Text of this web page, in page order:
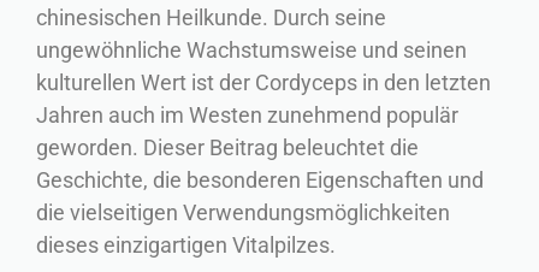
chinesischen Heilkunde. Durch seine
ungewöhnliche Wachstumsweise und seinen
kulturellen Wert ist der Cordyceps in den letzten
Jahren auch im Westen zunehmend populär
geworden. Dieser Beitrag beleuchtet die
Geschichte, die besonderen Eigenschaften und
die vielseitigen Verwendungsmöglichkeiten
dieses einzigartigen Vitalpilzes.